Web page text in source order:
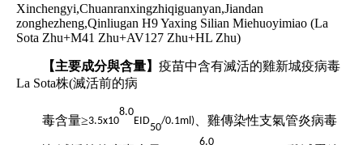
Xinchengyi,Chuanranxingzhiqiguanyan,Jiandan
zonghezheng,Qinliugan H9 Yaxing Silian Miehuoyimiao (La
Sota Zhu+M41 Zhu+AV127 Zhu+HL Zhu)
【主要成分與含量】 疫苗中含有滅活的雞新城疫病毒
La Sota株(滅活前的病
毒含量≥3.5x10
8.0
EID
50
/0.1ml) 、雞傳染性支氣管炎病毒
6.0